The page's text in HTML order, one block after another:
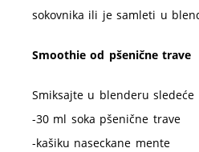
sokovnika ili je samleti u
Smoothie od pšenične trave
Smiksajte u blenderu sledeće
-30 ml soka pšenične trave
-kašiku naseckane mente